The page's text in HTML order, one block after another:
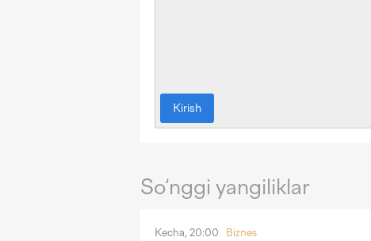
Kirish
So‘nggi yangiliklar
Kecha, 20:00 Biznes